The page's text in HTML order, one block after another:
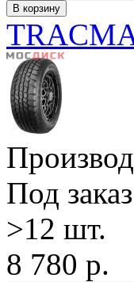
Под заказ
>12 шт.
8 780 р.